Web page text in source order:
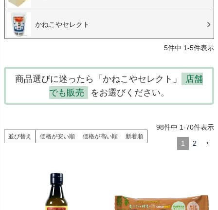
かねこやセレクト
5件中 1-5件表示
商品選びに迷ったら「かねこやセレクト」
店舗
でも販売
をお選びください。
並び替え 価格が安い順 価格が高い順 新着順
98件中 1-70件表示
1 2